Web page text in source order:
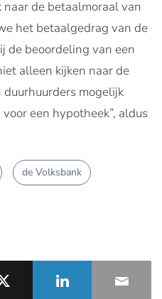
naar de betaalmoraal van
het betaalgedrag van de
de beoordeling van een
alleen kijken naar de
mogelijk
een hypotheek”, aldus
de Volksbank